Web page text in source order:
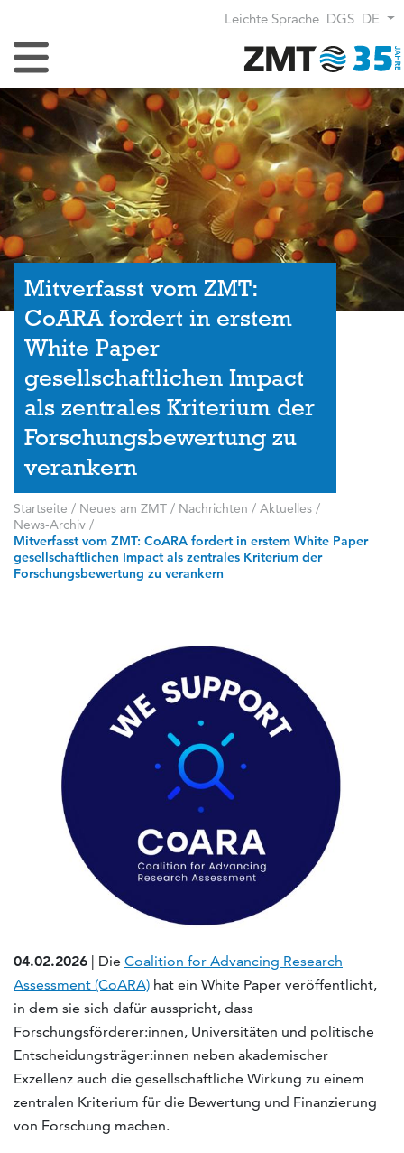
Leichte Sprache DGS DE
Navigation umschalten
Mitverfasst vom ZMT:
CoARA fordert in erstem
White Paper
gesellschaftlichen Impact
als zentrales Kriterium der
Forschungsbewertung zu
verankern
Startseite / Neues am ZMT / Nachrichten / Aktuelles /
News-Archiv /
Mitverfasst vom ZMT: CoARA fordert in erstem White Paper
gesellschaftlichen Impact als zentrales Kriterium der
Forschungsbewertung zu verankern
04.02.2026 | Die Coalition for Advancing Research
Assessment (CoARA) hat ein White Paper veröffentlicht,
in dem sie sich dafür ausspricht, dass
Forschungsförderer:innen, Universitäten und politische
Entscheidungsträger:innen neben akademischer
Exzellenz auch die gesellschaftliche Wirkung zu einem
zentralen Kriterium für die Bewertung und Finanzierung
von Forschung machen.